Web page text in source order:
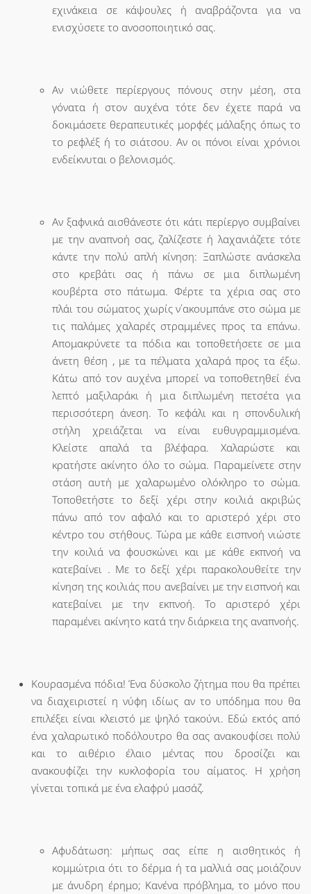
εχινάκεια σε κάψουλες ή αναβράζοντα για να
ενισχύσετε το ανοσοποιητικό σας.
Αν νιώθετε περίεργους πόνους στην μέση, στα
γόνατα ή στον αυχένα τότε δεν έχετε παρά να
δοκιμάσετε θεραπευτικές μορφές μάλαξης όπως το
το ρεφλέξ ή το σιάτσου. Αν οι πόνοι είναι χρόνιοι
ενδείκνυται ο βελονισμός.
Αν ξαφνικά αισθάνεστε ότι κάτι περίεργο συμβαίνει
με την αναπνοή σας, ζαλίζεστε ή λαχανιάζετε τότε
κάντε την πολύ απλή κίνηση: Ξαπλώστε ανάσκελα
στο κρεβάτι σας ή πάνω σε μια διπλωμένη
κουβέρτα στο πάτωμα. Φέρτε τα χέρια σας στο
πλάι του σώματος χωρίς ν΄ακουμπάνε στο σώμα με
τις παλάμες χαλαρές στραμμένες προς τα επάνω.
Απομακρύνετε τα πόδια και τοποθετήσετε σε μια
άνετη θέση , με τα πέλματα χαλαρά προς τα έξω.
Κάτω από τον αυχένα μπορεί να τοποθετηθεί ένα
λεπτό μαξιλαράκι ή μια διπλωμένη πετσέτα για
περισσότερη άνεση. Το κεφάλι και η σπονδυλική
στήλη χρειάζεται να είναι ευθυγραμμισμένα.
Κλείστε απαλά τα βλέφαρα. Χαλαρώστε και
κρατήστε ακίνητο όλο το σώμα. Παραμείνετε στην
στάση αυτή με χαλαρωμένο ολόκληρο το σώμα.
Τοποθετήστε το δεξί χέρι στην κοιλιά ακριβώς
πάνω από τον αφαλό και το αριστερό χέρι στο
κέντρο του στήθους. Τώρα με κάθε εισπνοή νιώστε
την κοιλιά να φουσκώνει και με κάθε εκπνοή να
κατεβαίνει . Με το δεξί χέρι παρακολουθείτε την
κίνηση της κοιλιάς που ανεβαίνει με την εισπνοή και
κατεβαίνει με την εκπνοή. Το αριστερό χέρι
παραμένει ακίνητο κατά την διάρκεια της αναπνοής.
Κουρασμένα πόδια! Ένα δύσκολο ζήτημα που θα πρέπει
να διαχειριστεί η νύφη ιδίως αν το υπόδημα που θα
επιλέξει είναι κλειστό με ψηλό τακούνι. Εδώ εκτός από
ένα χαλαρωτικό ποδόλουτρο θα σας ανακουφίσει πολύ
και το αιθέριο έλαιο μέντας που δροσίζει και
ανακουφίζει την κυκλοφορία του αίματος. Η χρήση
γίνεται τοπικά με ένα ελαφρύ μασάζ.
Αφυδάτωση: μήπως σας είπε η αισθητικός ή
κομμώτρια ότι το δέρμα ή τα μαλλιά σας μοιάζουν
με άνυδρη έρημο; Κανένα πρόβλημα, το μόνο που